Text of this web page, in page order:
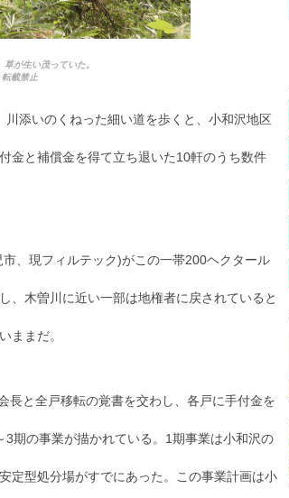
が生い茂っていた。
載禁止
添いのくねった細い道を歩くと、小和沢地区
金と補償金を得て立ち退いた10軒のうち数件
、現フィルテック)がこの一帯200ヘクタール
、木曽川に近い一部は地権者に戻されていると
ままだ。
長と全戸移転の覚書を交わし、各戸に手付金を
期の事業が描かれている。1期事業は小和沢の
定型処分場がすでにあった。この事業計画は小